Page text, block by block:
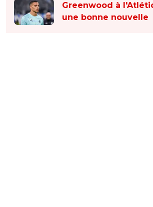
Greenwood à
une bonne nouvelle